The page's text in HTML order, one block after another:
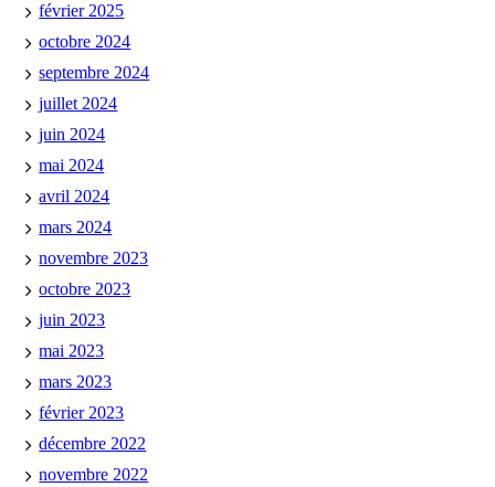
février 2025
octobre 2024
septembre 2024
juillet 2024
juin 2024
mai 2024
avril 2024
mars 2024
novembre 2023
octobre 2023
juin 2023
mai 2023
mars 2023
février 2023
décembre 2022
novembre 2022